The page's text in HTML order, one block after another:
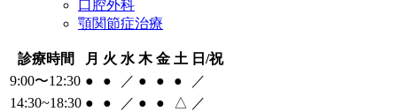
口腔外科
顎関節症治療
診療時間 月 火 水 木 金 土 日/祝
9:00〜12:30 ● ● ／ ● ● ●
／
14:30~18:30 ● ● ／ ● ● △ ／